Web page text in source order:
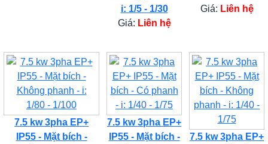
i: 1/5 - 1/30
Giá: Liên hệ
Giá: Liên hệ
7.5 kw 3pha EP+
IP55 - Mặt bích -
7.5 kw 3pha EP+
IP55 - Mặt bích -
7.5 kw 3pha EP+